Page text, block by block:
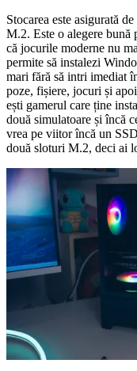
Stocarea este asigurată
M.2. Este o alegere bună
că jocurile moderne nu
permite să instalezi
mari fără să intri imediat
poze, fișiere, jocuri și
ești gamerul care ține
două simulatoare și încă
vrea pe viitor încă un
două sloturi M.2, deci ai